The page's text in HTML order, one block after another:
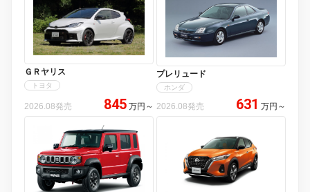
ＧＲヤリス
トヨタ
2026.08発売 845 万円 ～
プレリュード
ホンダ
2026.08発売 631 万円 ～